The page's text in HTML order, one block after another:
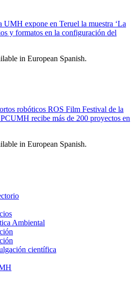
UMH expone en Teruel la muestra ‘La
y formatos en la configuración del
in European Spanish.
robóticos ROS Film Festival de la
recibe más de 200 proyectos en
in European Spanish.
Ambiental
científica